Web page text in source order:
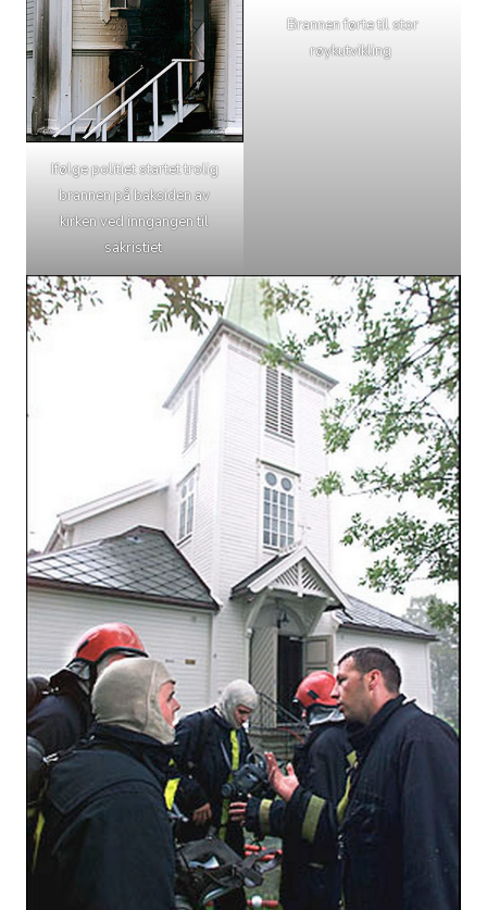
Ifølge politiet startet trolig
brannen på baksiden av
kirken ved inngangen til
sakristiet
Brannen førte til stor
røykutvikling